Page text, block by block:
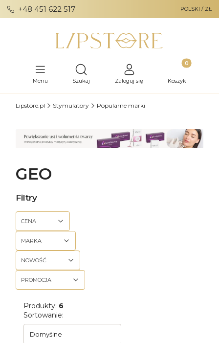
+48 451 622 517 POLSKI / ZŁ
Menu
Otwórz wyszukiwarkę
Szukaj Zaloguj się
Produkty w
Koszyk
Lipstore.pl Stymulatory Popularne marki
GEO
Filtry
CENA
MARKA
NOWOŚĆ
PROMOCJA
Koniec filtrów
Produkty: 6
Lista produktów
Sortowanie:
Domyślne